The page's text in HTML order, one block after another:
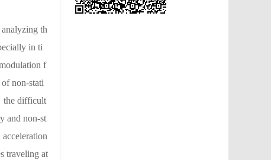
th
in ti
f
non-stati
the difficult
and non-st
traveling at